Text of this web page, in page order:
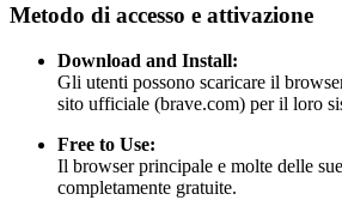
Metodo di accesso e attivazione
Download and Install:
Gli utenti possono scaricare il
sito ufficiale (brave.com) per il loro
Free to Use:
Il browser principale e molte delle
completamente gratuite.